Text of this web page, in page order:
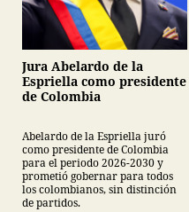
Jura Abelardo de la
Espriella como presidente
de Colombia
Abelardo de la Espriella juró
como presidente de Colombia
para el periodo 2026-2030 y
prometió gobernar para todos
los colombianos, sin distinción
de partidos.